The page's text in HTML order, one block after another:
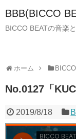
BBB(BICCO
BICCO BEATの音楽
ホーム
No.0127「
2019/8/18